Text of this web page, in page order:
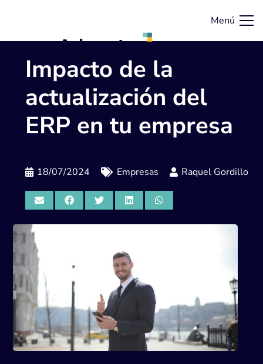
Menú
Impacto de la
actualización del
ERP en tu empresa
18/07/2024 Empresas Raquel Gordillo